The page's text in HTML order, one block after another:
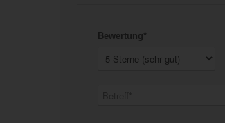
Bewertung*